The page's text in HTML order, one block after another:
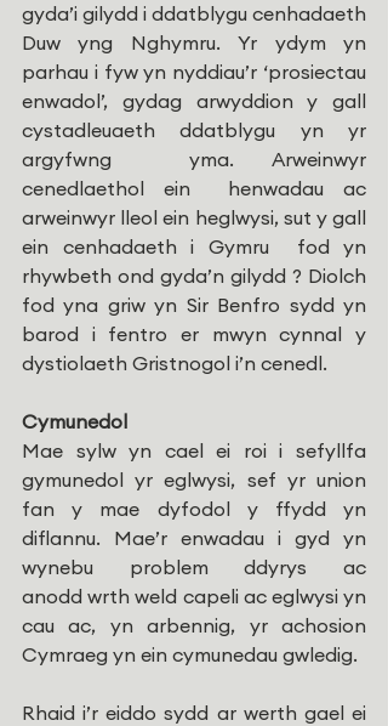
gyda’i gilydd i ddatblygu cenhadaeth
Duw yng Nghymru.
Yr ydym yn
parhau i fyw yn nyddiau’r ‘prosiectau
enwadol’, gydag arwyddion y gall
cystadleuaeth ddatblygu yn yr
argyfwng  yma. Arweinwyr
cenedlaethol ein  henwadau ac
arweinwyr lleol ein heglwysi, sut y gall
ein cenhadaeth i Gymru  fod yn
rhywbeth ond gyda’n gilydd ? Diolch
fod yna griw yn Sir Benfro sydd yn
barod i fentro er mwyn cynnal y
dystiolaeth Gristnogol i’n cenedl.
Cymunedol
Mae sylw yn cael ei roi i sefyllfa
gymunedol yr eglwysi, sef yr union
fan y mae dyfodol y ffydd yn
diflannu. Mae’r enwadau i gyd yn
wynebu problem ddyrys ac
anodd wrth weld capeli ac eglwysi yn
cau ac, yn arbennig, yr achosion
Cymraeg yn ein cymunedau gwledig.
Rhaid i’r eiddo sydd ar werth gael ei